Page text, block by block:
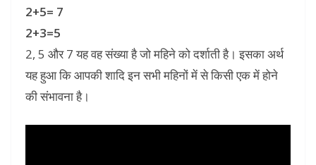
2+5= 7
2+3=5
2, 5 और 7 यह वह संख्या है जो महिने को दर्शाती है। इसका अर्थ
यह हुआ कि आपकी शादि इन सभी महिनों में से किसी एक में होने
की संभावना है।